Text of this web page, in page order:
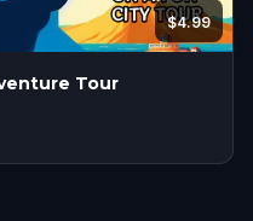
$4.99
Tour